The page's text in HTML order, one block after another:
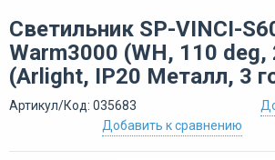
Светильник SP-VINCI-
Warm3000 (WH, 110 deg,
(Arlight, IP20 Металл, 3
Артикул/Код: 035683
Добавить к сравнению